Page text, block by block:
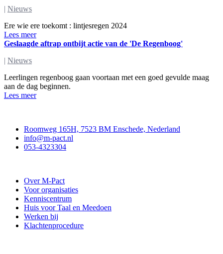
| Nieuws
Ere wie ere toekomt : lintjesregen 2024
Lees meer
Geslaagde aftrap ontbijt actie van de 'De Regenboog'
| Nieuws
Leerlingen regenboog gaan voortaan met een goed gevulde maag
aan de dag beginnen.
Lees meer
Roomweg 165H, 7523 BM Enschede, Nederland
info@m-pact.nl
053-4323304
Over M-Pact
Voor organisaties
Kenniscentrum
Huis voor Taal en Meedoen
Werken bij
Klachtenprocedure